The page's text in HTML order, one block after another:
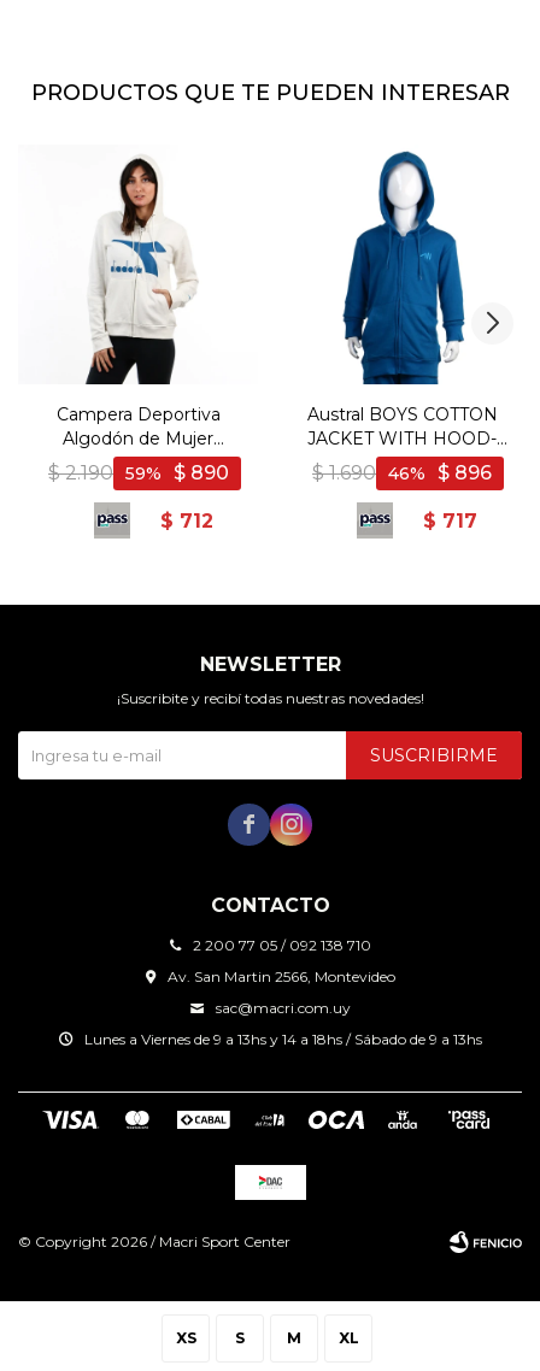
XS S M XL
PRODUCTOS QUE TE PUEDEN INTERESAR
Campera Deportiva
Algodón de Mujer
Diadora NUT - Coco
$ 2.190 $ 890
59
$ 712
Austral BOYS COTTON
JACKET WITH HOOD-
BLUE - Azul
$ 1.690 $ 896
46
$ 717
CONTACTO
2 200 77 05 / 092 138 710
Av. San Martin 2566, Montevideo
sac@macri.com.uy
Lunes a Viernes de 9 a 13hs y 14 a 18hs / Sábado de 9 a 13hs
NEWSLETTER
¡Suscribite y recibí todas nuestras novedades!
SUSCRIBIRME
 
© Copyright 2026 / Macri Sport Center